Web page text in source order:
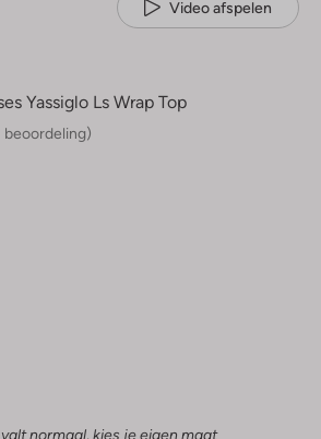
Video afspelen
Yassiglo Ls Wrap Top
beoordeling)
normaal, kies je eigen maat